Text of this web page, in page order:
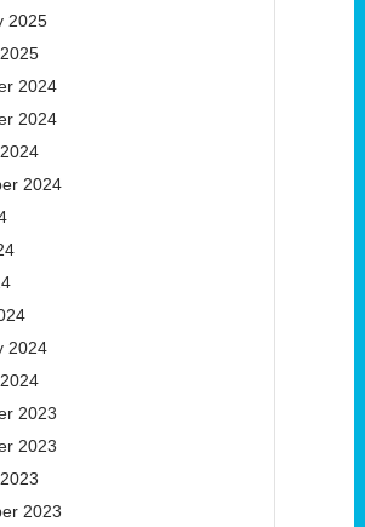
2025
2024
2024
2024
2024
2023
2023
2023